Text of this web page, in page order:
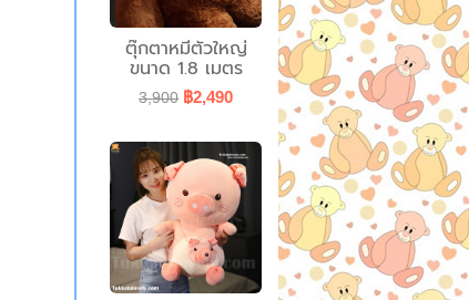
ตุ๊กตาหมีตัวใหญ่
ขนาด 1.8 เมตร
3,900 ฿2,490